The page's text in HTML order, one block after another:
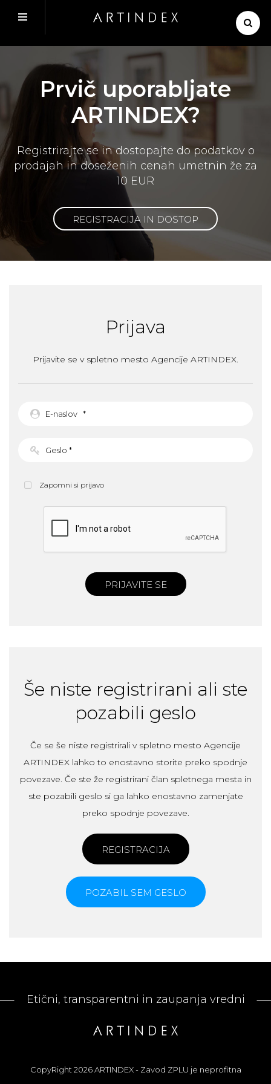
Prvič uporabljate
ARTINDEX?
Registrirajte se in dostopajte do podatkov o
prodajah in doseženih cenah umetnin že za
10 EUR
REGISTRACIJA IN DOSTOP
Prijava
Prijavite se v spletno mesto Agencije ARTINDEX.
Zapomni si prijavo
PRIJAVITE SE
Še niste registrirani ali ste
pozabili geslo
Če se še niste registrirali v spletno mesto Agencije
ARTINDEX lahko to enostavno storite preko spodnje
povezave. Če ste že registrirani član spletnega mesta in
ste pozabili geslo si ga lahko enostavno zamenjate
preko spodnje povezave.
REGISTRACIJA
POZABIL SEM GESLO
Etični, transparentni in zaupanja vredni
CopyRight 2026 ARTINDEX - Zavod ZPLU je neprofitna